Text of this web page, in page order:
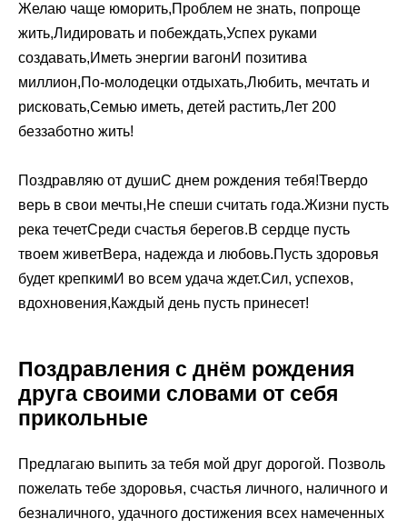
Желаю чаще юморить,Проблем не знать, попроще
жить,Лидировать и побеждать,Успех руками
создавать,Иметь энергии вагонИ позитива
миллион,По-молодецки отдыхать,Любить, мечтать и
рисковать,Семью иметь, детей растить,Лет 200
беззаботно жить!
Поздравляю от душиС днем рождения тебя!Твердо
верь в свои мечты,Не спеши считать года.Жизни пусть
река течетСреди счастья берегов.В сердце пусть
твоем живетВера, надежда и любовь.Пусть здоровья
будет крепкимИ во всем удача ждет.Сил, успехов,
вдохновения,Каждый день пусть принесет!
Поздравления с днём рождения
друга своими словами от себя
прикольные
Предлагаю выпить за тебя мой друг дорогой. Позволь
пожелать тебе здоровья, счастья личного, наличного и
безналичного, удачного достижения всех намеченных